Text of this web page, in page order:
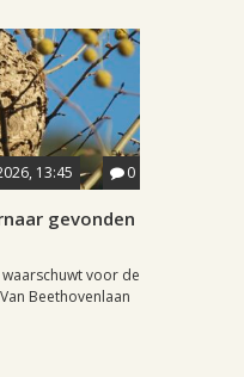
13:45 0
gevonden
voor de
Beethovenlaan